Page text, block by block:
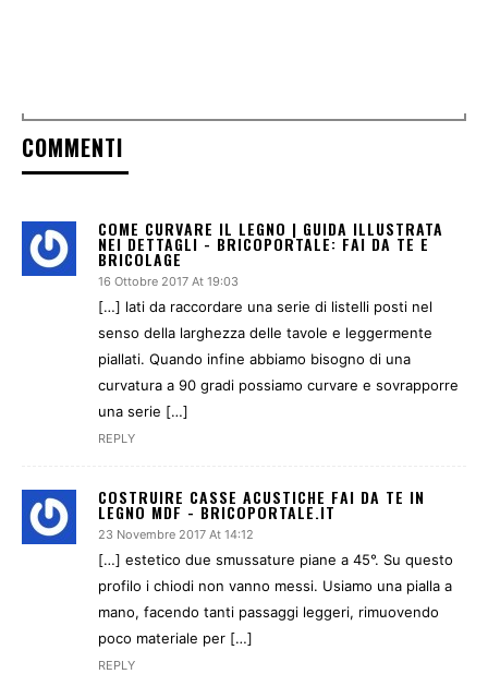
COMMENTI
COME CURVARE IL LEGNO | GUIDA ILLUSTRATA
NEI DETTAGLI - BRICOPORTALE: FAI DA TE E
BRICOLAGE
16 Ottobre 2017 At 19:03
[…] lati da raccordare una serie di listelli posti nel
senso della larghezza delle tavole e leggermente
piallati. Quando infine abbiamo bisogno di una
curvatura a 90 gradi possiamo curvare e sovrapporre
una serie […]
REPLY
COSTRUIRE CASSE ACUSTICHE FAI DA TE IN
LEGNO MDF - BRICOPORTALE.IT
23 Novembre 2017 At 14:12
[…] estetico due smussature piane a 45°. Su questo
profilo i chiodi non vanno messi. Usiamo una pialla a
mano, facendo tanti passaggi leggeri, rimuovendo
poco materiale per […]
REPLY